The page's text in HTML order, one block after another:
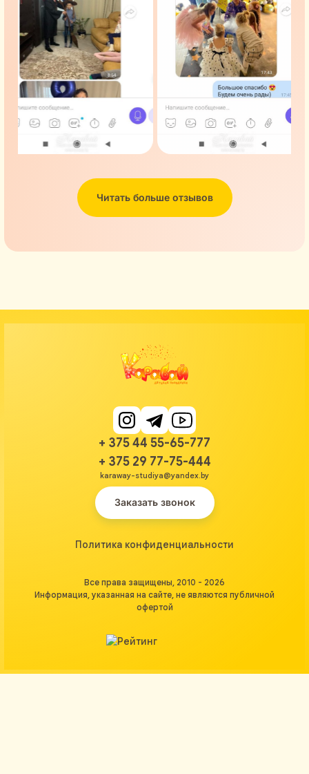
Читать больше отзывов
+ 375 44 55-65-777
+ 375 29 77-75-444
karaway-studiya@yandex.by
Заказать звонок
Политика конфиденциальности
Все права защищены, 2010 - 2026
Информация, указанная на сайте, не являются публичной
офертой